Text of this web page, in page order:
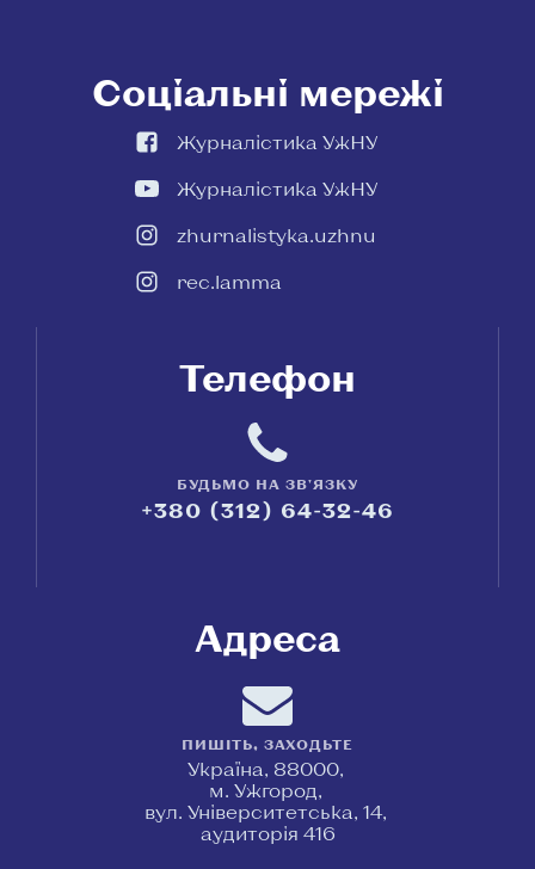
Соціальні мережі
Журналістика УжНУ
Журналістика УжНУ
zhurnalistyka.uzhnu
rec.lamma
Телефон
БУДЬМО НА ЗВ'ЯЗКУ
+380 (312) 64-32-46
Адреса
ПИШІТЬ, ЗАХОДЬТЕ
Україна, 88000,
м. Ужгород,
вул. Університетська, 14,
аудиторія 416